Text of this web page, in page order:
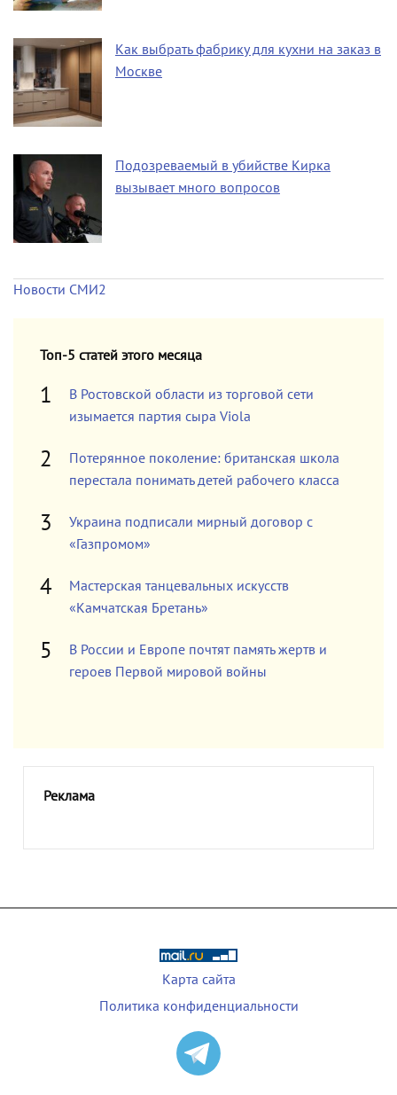
Как выбрать фабрику для кухни на заказ в
Москве
Подозреваемый в убийстве Кирка
вызывает много вопросов
Новости СМИ2
Топ-5 статей этого месяца
В Ростовской области из торговой сети
изымается партия сыра Viola
Потерянное поколение: британская школа
перестала понимать детей рабочего класса
Украина подписали мирный договор с
«Газпромом»
Мастерская танцевальных искусств
«Камчатская Бретань»
В России и Европе почтят память жертв и
героев Первой мировой войны
Реклама
Карта сайта
Политика конфиденциальности